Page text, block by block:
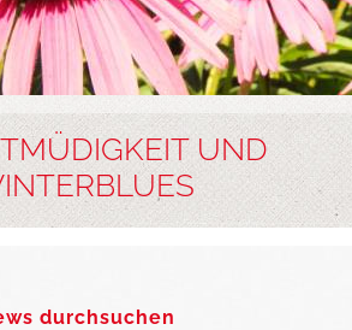
UND
durchsuchen